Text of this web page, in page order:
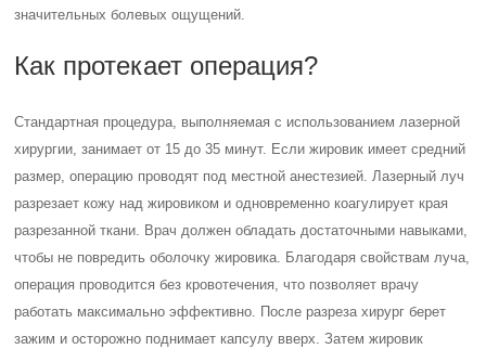
значительных болевых ощущений.
Как протекает операция?
Стандартная процедура, выполняемая с использованием лазерной
хирургии, занимает от 15 до 35 минут. Если жировик имеет средний
размер, операцию проводят под местной анестезией. Лазерный луч
разрезает кожу над жировиком и одновременно коагулирует края
разрезанной ткани. Врач должен обладать достаточными навыками,
чтобы не повредить оболочку жировика. Благодаря свойствам луча,
операция проводится без кровотечения, что позволяет врачу
работать максимально эффективно. После разреза хирург берет
зажим и осторожно поднимает капсулу вверх. Затем жировик